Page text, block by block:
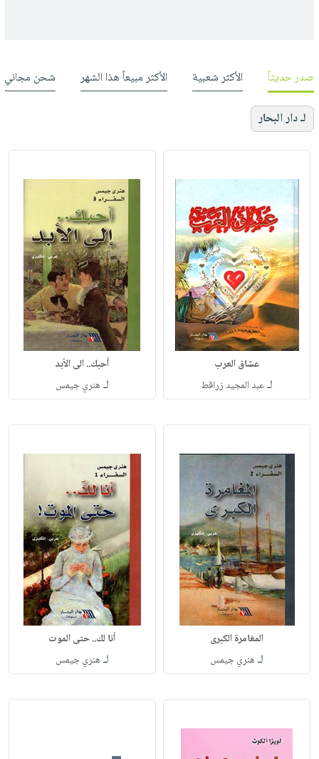
صدر حديثاً الأكثر شعبية الأكثر مبيعاً هذا الشهر شحن مجاني
لـ دار البحار
عشاق العرب
لـعبد المجيد زراقط
أحبك.. الى الأبد
لـ هنري جيمس
المغامرة الكبرى
لـ هنري جيمس
أنا لك.. حتى الموت
لـ هنري جيمس